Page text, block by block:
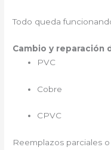
Todo queda
Cambio y reparación
PVC
Cobre
CPVC
Reemplazos parciales